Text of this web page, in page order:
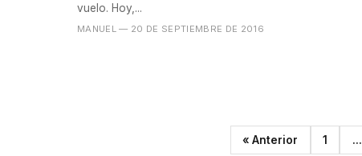
vuelo. Hoy,...
MANUEL — 20 DE SEPTIEMBRE DE 2016
« Anterior 1 ...